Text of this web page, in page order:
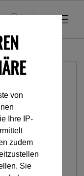
von
Ihre IP-
zudem
Sie